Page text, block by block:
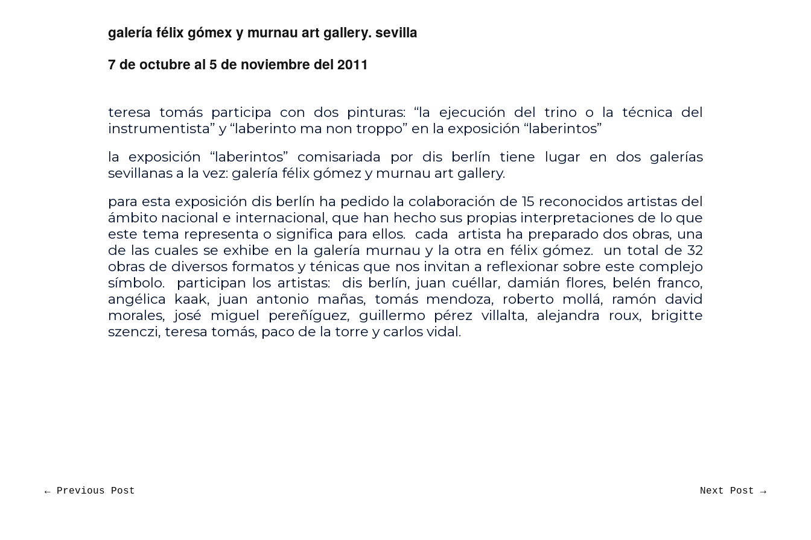
galería félix gómex y murnau art gallery. sevilla
7 de octubre al 5 de noviembre del 2011
teresa tomás participa con dos pinturas: “la ejecución del trino o la técnica del
instrumentista” y “laberinto ma non troppo” en la exposición “laberintos”
la exposición “laberintos” comisariada por dis berlín tiene lugar en dos galerías
sevillanas a la vez: galería félix gómez y murnau art gallery.
para esta exposición dis berlín ha pedido la colaboración de 15 reconocidos artistas del
ámbito nacional e internacional, que han hecho sus propias interpretaciones de lo que
este tema representa o significa para ellos. cada artista ha preparado dos obras, una
de las cuales se exhibe en la galería murnau y la otra en félix gómez. un total de 32
obras de diversos formatos y ténicas que nos invitan a reflexionar sobre este complejo
símbolo. participan los artistas: dis berlín, juan cuéllar, damián flores, belén franco,
angélica kaak, juan antonio mañas, tomás mendoza, roberto mollá, ramón david
morales, josé miguel pereñíguez, guillermo pérez villalta, alejandra roux, brigitte
szenczi, teresa tomás, paco de la torre y carlos vidal.
← Previous Post Next Post →